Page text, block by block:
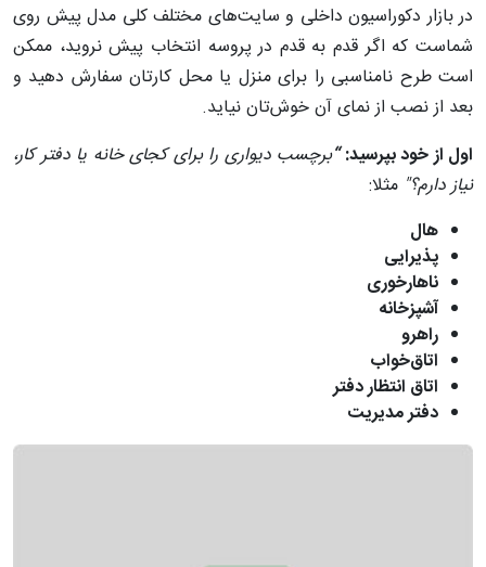
در بازار دکوراسیون داخلی و سایت‌های مختلف کلی مدل پیش روی
شماست که اگر قدم به قدم در پروسه انتخاب پیش نروید، ممکن
است طرح نامناسبی را برای منزل یا محل کارتان سفارش دهید و
بعد از نصب از نمای آن خوش‌تان نیاید.
اول از خود بپرسید:“برچسب دیواری را برای کجای خانه یا دفتر کار،
نیاز دارم؟" مثلا:
هال
پذیرایی
ناهارخوری
آشپزخانه
راهرو
اتاق‌خواب
اتاق انتظار دفتر
دفتر مدیریت